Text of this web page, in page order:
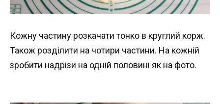
Кожну частину розкачати тонко в круглий корж.
Також розділити на чотири частини. На кожній
зробити надрізи на одній половині як на фото.